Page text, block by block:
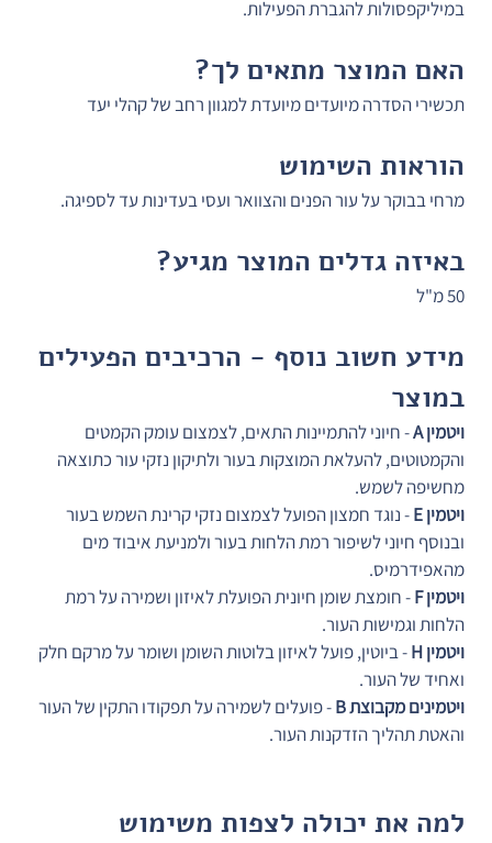
במיליקפסולות להגברת הפעילות.
האם המוצר מתאים לך?
תכשירי הסדרה מיועדים מיועדת למגוון רחב של קהלי יעד
הוראות השימוש
מרחי בבוקר על עור הפנים והצוואר ועסי בעדינות עד לספיגה.
באיזה גדלים המוצר מגיע?
50 מ"ל
מידע חשוב נוסף - הרכיבים הפעילים
במוצר
ויטמין A - חיוני להתמיינות התאים, לצמצום עומק הקמטים
והקמטוטים, להעלאת המוצקות בעור ולתיקון נזקי עור כתוצאה
מחשיפה לשמש.
ויטמין E
- נוגד חמצון הפועל לצמצום נזקי קרינת השמש בעור
ובנוסף חיוני לשיפור רמת הלחות בעור ולמניעת איבוד מים
מהאפידרמיס.
ויטמין F - חומצת שומן חיונית הפועלת לאיזון ושמירה על רמת
הלחות וגמישות העור.
ויטמין H
- ביוטין, פועל לאיזון בלוטות השומן ושומר על מרקם חלק
ואחיד של העור.
ויטמינים מקבוצת B
- פועלים לשמירה על תפקודו התקין של העור
והאטת תהליך הזדקנות העור.
למה את יכולה לצפות משימוש